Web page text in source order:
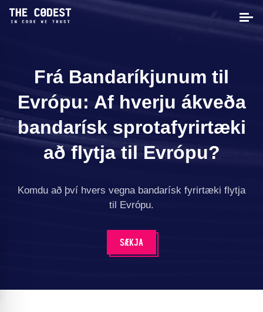
Frá Bandaríkjunum til
Evrópu: Af hverju ákveða
bandarísk sprotafyrirtæki
að flytja til Evrópu?
Komdu að því hvers vegna bandarísk fyrirtæki flytja
til Evrópu.
SÆKJA